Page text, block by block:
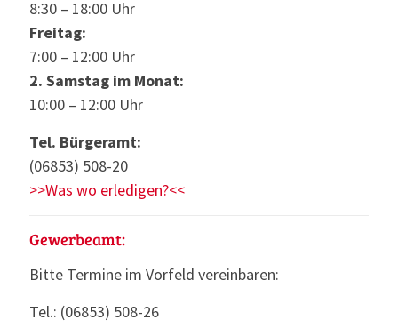
8:30 – 18:00 Uhr
Freitag:
7:00 – 12:00 Uhr
2. Samstag im Monat:
10:00 – 12:00 Uhr
Tel. Bürgeramt:
(06853) 508-20
>>Was wo erledigen?<<
Gewerbeamt:
Bitte Termine im Vorfeld vereinbaren:
Tel.: (06853) 508-26